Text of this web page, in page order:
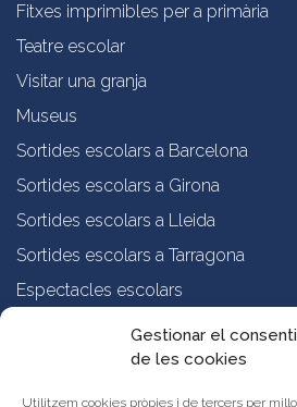
Gestionar el
de les cookies
Utilitzem cookies pròpies i de tercers per
Fitxes imprimibles per a primària
Teatre escolar
Visitar una granja
Museus
Sortides escolars a Barcelona
Sortides escolars a Girona
Sortides escolars a Lleida
Sortides escolars a Tarragona
Espectacles escolars
Recursos educatius online
Sortir amb nens – rutes
Espais Naturals a Catalunya